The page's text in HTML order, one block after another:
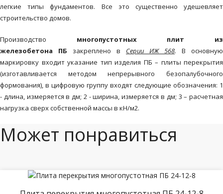
легкие типы фундаментов. Все это существенно удешевляет
строительство домов.
Производство многопустотных плит из
железобетона ПБ закреплено в Серии ИЖ 568. В основную
маркировку входит указание тип изделия ПБ – плиты перекрытия
(изготавливается методом непрерывного безопалубочного
формования), в цифровую группу входят следующие обозначения: 1
- длина, измеряется в дм; 2 - ширина, измеряется в дм; 3 – расчетная
нагрузка сверх собственной массы в кН/м2.
Может понравиться